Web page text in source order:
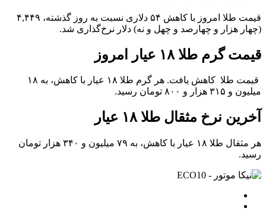
قیمت طلا امروز با کاهش ۵۴ دلاری نسبت به روز گذشته، ۴,۴۴۹
(چهار هزار و چهارصد و چهل و نه) دلار نرخ‌گذاری شد.
قیمت گرم طلا ۱۸ عیار امروز
قیمت طلا کاهش یافت. هر گرم طلا ۱۸ عیار با کاهش، به ۱۸
میلیون و ۳۱۵ هزار و ۸۰۰ تومان رسید.
آخرین نرخ مثقال طلا ۱۸ عیار
هر مثقال طلا ۱۸ عیار با کاهش، به ۷۹ میلیون و ۳۴۰ هزار تومان
رسید‌.